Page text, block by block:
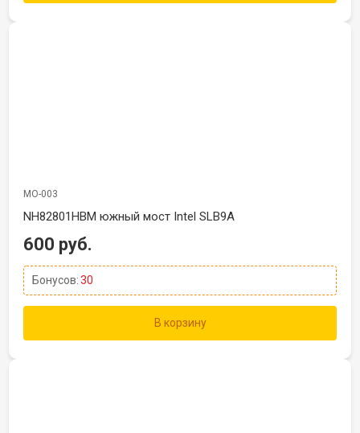
МО-003
NH82801HBM южный мост Intel SLB9A
600 руб.
Бонусов:30
В корзину